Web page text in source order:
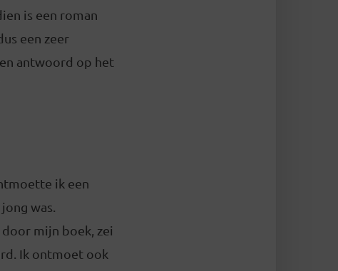
is een roman
een zeer
antwoord op het
ik een
was.
mijn boek, zei
Ik ontmoet ook